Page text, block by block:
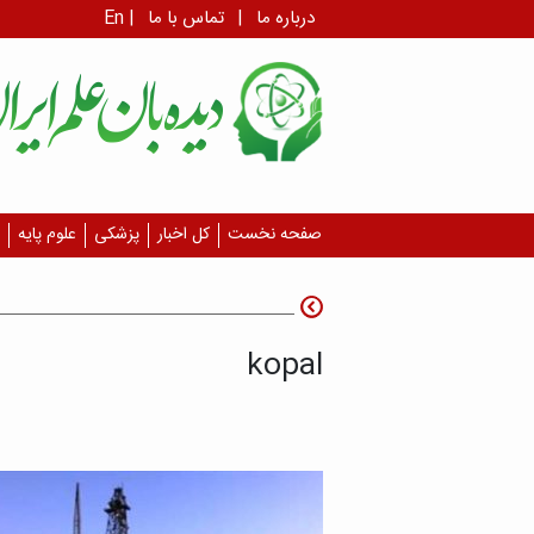
En | درباره ما | تماس با ما
صفحه نخست کل اخبار پزشکی علوم پایه
kopal